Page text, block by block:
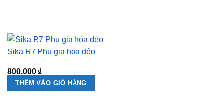
Sika R7 Phụ gia hóa dẻo
800.000 ₫
THÊM VÀO GIỎ HÀNG